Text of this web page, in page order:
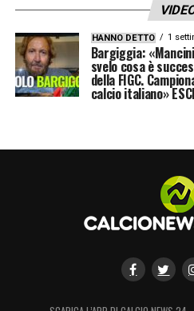
HANNO DETTO 1
Bargiggia:
svelo cosa è
della FIGC.
calcio italiano»